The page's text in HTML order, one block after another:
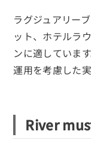
ラグジュアリー
ット、ホテルラ
ンに適していま
運用を考慮した
River